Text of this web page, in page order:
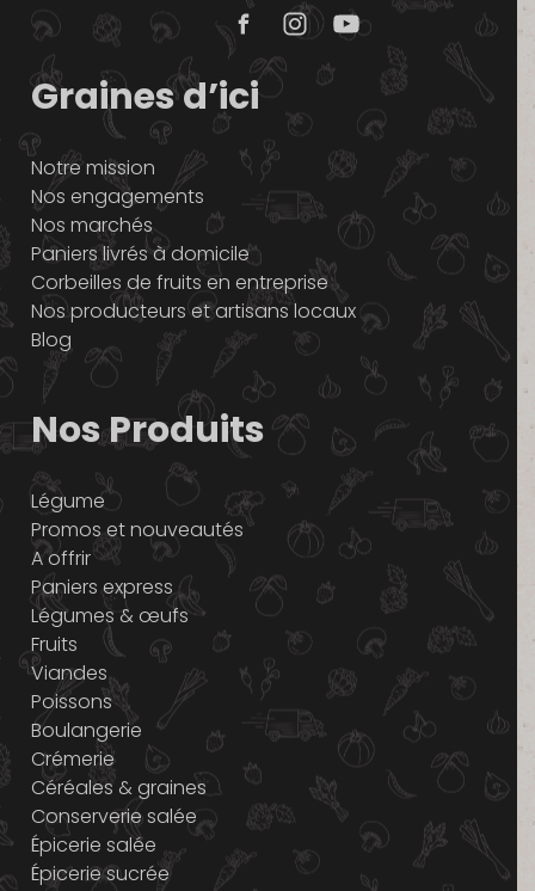
Graines d’ici
Notre mission
Nos engagements
Nos marchés
Paniers livrés à domicile
Corbeilles de fruits en entreprise
Nos producteurs et artisans locaux
Blog
Nos Produits
Légume
Promos et nouveautés
A offrir
Paniers express
Légumes & œufs
Fruits
Viandes
Poissons
Boulangerie
Crémerie
Céréales & graines
Conserverie salée
Épicerie salée
Épicerie sucrée